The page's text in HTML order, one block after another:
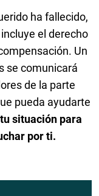
ha fallecido,
el derecho
Un
se comunicará
de la parte
pueda ayudarte
situación para
por ti.